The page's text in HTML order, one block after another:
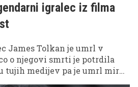
igralec iz filma
James Tolkan je umrl v
o njegovi smrti je potrdila
tujih medijev pa je umrl mirno